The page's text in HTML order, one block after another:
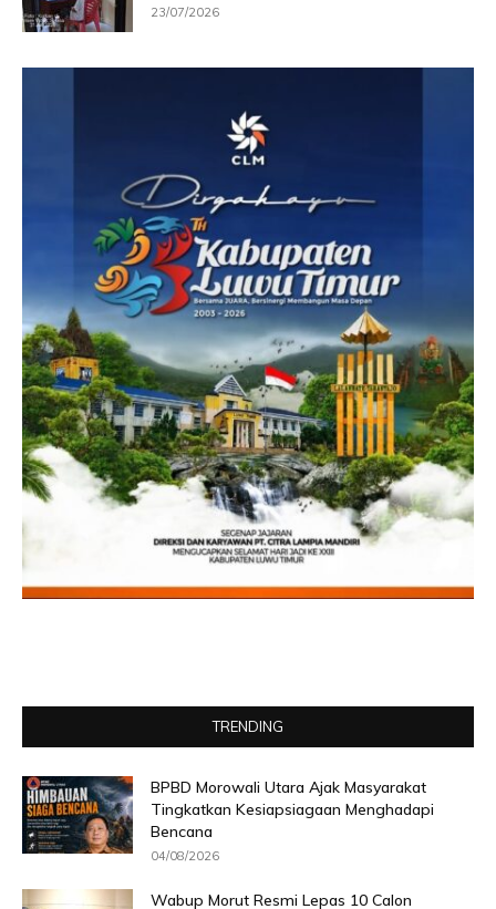
23/07/2026
TRENDING
BPBD Morowali Utara Ajak Masyarakat
Tingkatkan Kesiapsiagaan Menghadapi
Bencana
04/08/2026
Wabup Morut Resmi Lepas 10 Calon